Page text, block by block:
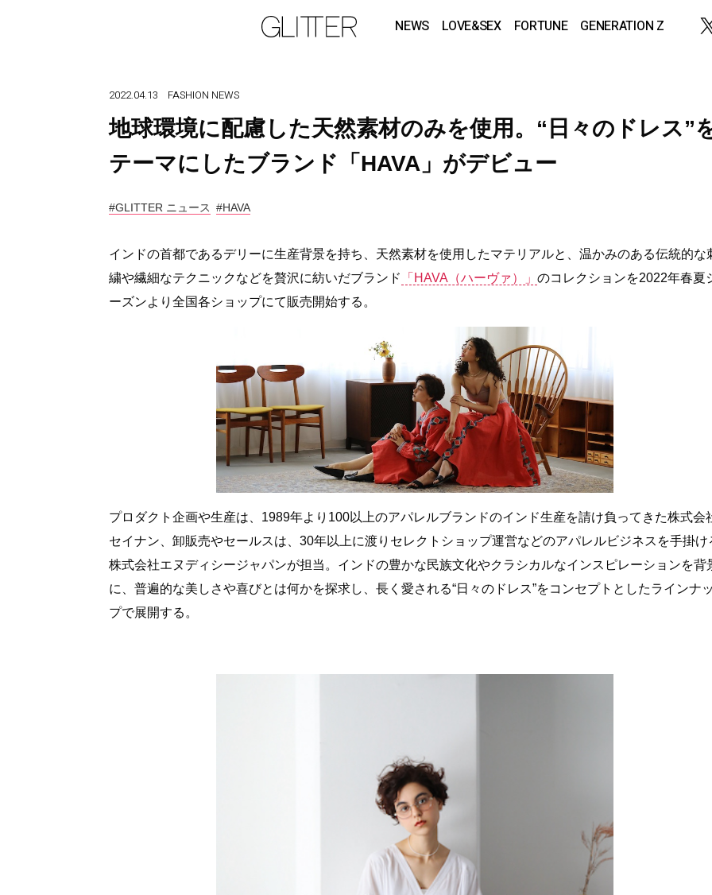
NEWS LOVE&SEX FORTUNE GENERATION Z
2022.04.13 FASHION NEWS
地球環境に配慮した天然素材のみを使用。“日々のドレス”
テーマにしたブランド「HAVA」がデビュー
#GLITTER ニュース #HAVA
インドの首都であるデリーに生産背景を持ち、天然素材を使用したマテリアルと、温かみのある伝統的な
繍や繊細なテクニックなどを贅沢に紡いだブランド
「HAVA（ハーヴァ）」 のコレクションを2022年春夏
ーズンより全国各ショップにて販売開始する。
プロダクト企画や生産は、1989年より100以上のアパレルブランドのインド生産を請け負ってきた株式会
セイナン、卸販売やセールスは、30年以上に渡りセレクトショップ運営などのアパレルビジネスを手掛け
株式会社エヌディシージャパンが担当。インドの豊かな民族文化やクラシカルなインスピレーションを背
に、普遍的な美しさや喜びとは何かを探求し、長く愛される“日々のドレス”をコンセプトとしたラインナッ
プで展開する。